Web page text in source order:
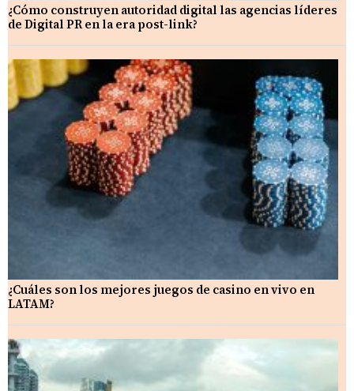
¿Cómo construyen autoridad digital las agencias líderes
de Digital PR en la era post-link?
¿Cuáles son los mejores juegos de casino en vivo en
LATAM?